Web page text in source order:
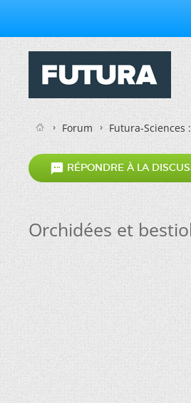
Forum Futura-Sciences
 RÉPONDRE À LA
Orchidées et